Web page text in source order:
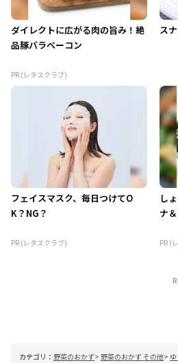
ダイレクトに広がる肉の旨み！絶
品豚バラベーコン
PR (レタスクラブ)
ス
フェイスマスク、毎日つけてO
K？NG？
PR (レタスクラブ)
し
ナ
PR (
カテゴリ： 野菜のおかず 野菜のおかず その他